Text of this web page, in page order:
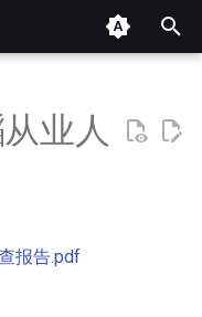
业人
报告.pdf